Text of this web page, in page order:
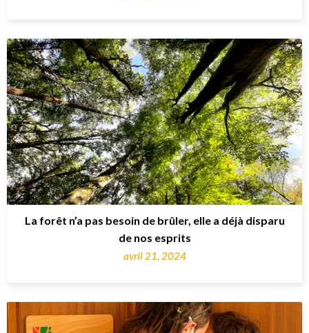
La forêt n’a pas besoin de brûler, elle a déjà disparu
de nos esprits
avril 21, 2024